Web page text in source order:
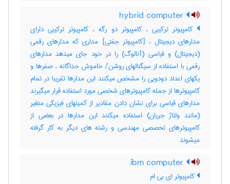
کامپیوتر ترکیبی ، کامپیوتر دو رگه ، کامپیوتر ترکیبی دارای
مدارهای دیجیتال ، [کامپیوتر جفتی] مداری که مدارهای رقمی
(دیجیتال) و قیاسی (آنالوگ) را در خود جای میدهد مدارهای
رقمی با استفاده از سیگنالهای روشن‎/ خاموش جداگانه ، صفرها و
یکهای اعداد دودویی را مشخص میکنند این مدارها تقریبا در تمام
کامپیوترها از جمله کامپیوترهای شخصی مورد استفاده قرار میگیرند
مدارهای قیاسی برای نشان دادن مقادیر از کمیتهای فیزیکی متغیر
(مانند ولتاژ جریان) استفاده میکنند این مدارها در بعضی از
کامپیوترهای تخصصی مهندسی و رشته های دیگر به کار گرفته
میشوند
کامپیوتر ای بی ام